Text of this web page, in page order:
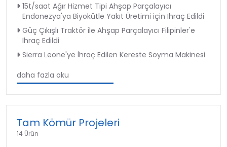
15t/saat Ağır Hizmet Tipi Ahşap Parçalayıcı
Endonezya'ya Biyokütle Yakıt Üretimi için İhraç Edildi
Güç Çıkışlı Traktör ile Ahşap Parçalayıcı Filipinler'e
İhraç Edildi
Sierra Leone'ye İhraç Edilen Kereste Soyma Makinesi
daha fazla oku
Tam Kömür Projeleri
14 Ürün